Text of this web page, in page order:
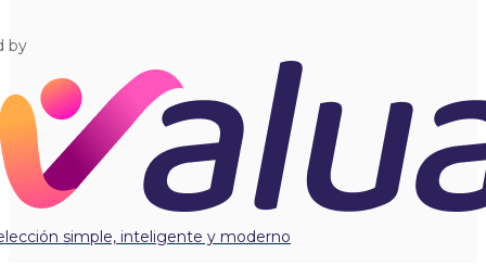
by
simple, inteligente y moderno